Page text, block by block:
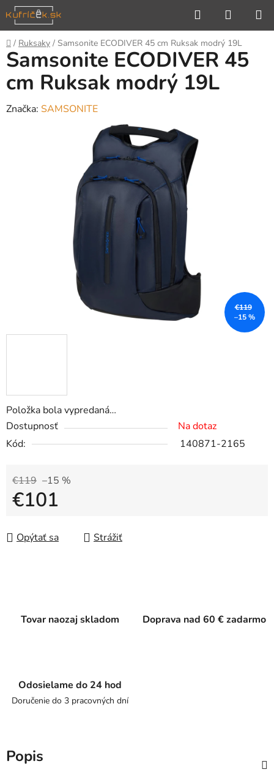
Prejsť
na
obsah
Hľadať
KOŠÍK
Domov
/ Ruksaky / Samsonite ECODIVER 45 cm Ruksak modrý 19L
Položka bola vypredaná…
Dostupnosť
Na dotaz
Kód:
140871-2165
€119 –15 %
€101
Opýtať sa
Strážiť
Samsonite ECODIVER 45
cm Ruksak modrý 19L
Značka: SAMSONITE
€119
–15 %
Tovar naozaj skladom Doprava nad 60 € zadarmo
Odosielame do 24 hod
Doručenie do 3 pracovných dní
Popis